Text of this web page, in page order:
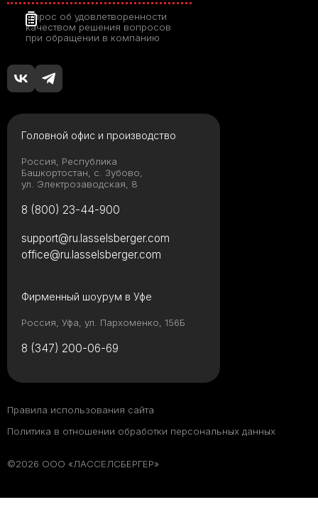
Опрос об удовлетворенности
качеством решения вопросов
при обращении в компанию
Головной офис и производство
Россия, Республика
Башкортостан, с. Зубово,
ул. Электрозаводская, 8
8 (800) 23-44-900
Фирменный шоурум в Уфе
Россия, Уфа, ул. Пархоменко, 156Б
8 (347) 200-06-69
support@ru.lasselsberger.com
office@ru.lasselsberger.com
©2026 ООО «ЛАССЕЛСБЕРГЕР»
Правила использования сайта
Политика в отношении обработки персональных данных